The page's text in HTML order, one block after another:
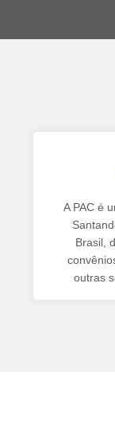
A PAC é
Brasil,
outras